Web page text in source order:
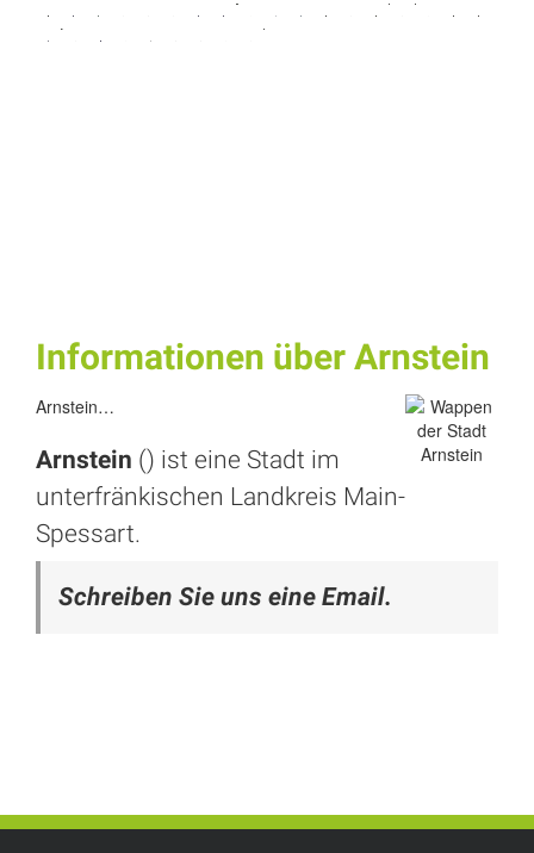
Informationen über Arnstein
Arnstein…
Arnstein () ist eine Stadt im
unterfränkischen Landkreis Main-
Spessart.
Schreiben Sie uns eine Email.